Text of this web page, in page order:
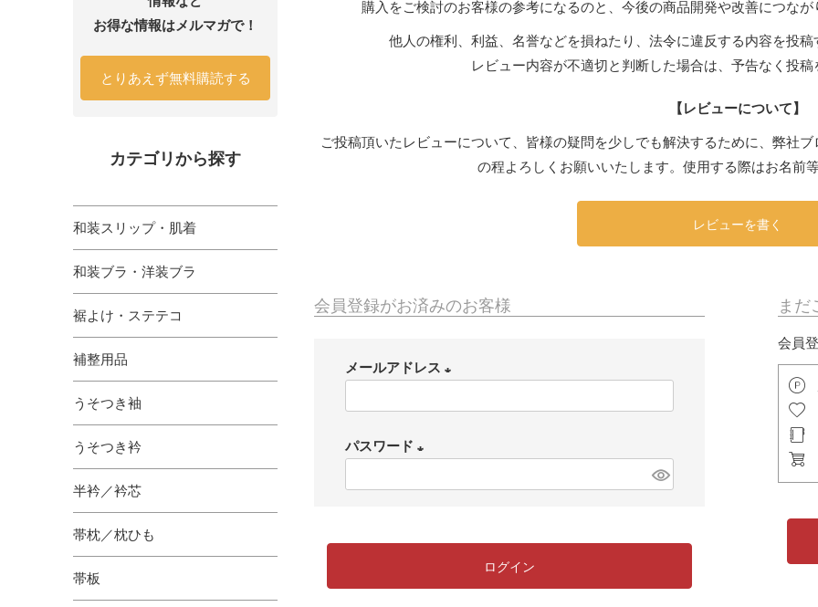
お得な情報はメルマガで！
とりあえず無料購読する
カテゴリから探す
和装スリップ・肌着
和装ブラ・洋装ブラ
裾よけ・ステテコ
補整用品
うそつき袖
うそつき衿
半衿／衿芯
帯枕／枕ひも
帯板
購入をご検討のお客様の参考になるのと、今後の商品開発や改善につな
他人の権利、利益、名誉などを損ねたり、法令に違反する内容を投
レビュー内容が不適切と判断した場合は、予告なく投
【レビューについて】
ご投稿頂いたレビューについて、皆様の疑問を少しでも解決するために、弊社
の程よろしくお願いいたします。使用する際はお名前
レビューを書く
会員登録がお済みのお客様
メールアドレス
パスワード
ログイン
まだ
会員